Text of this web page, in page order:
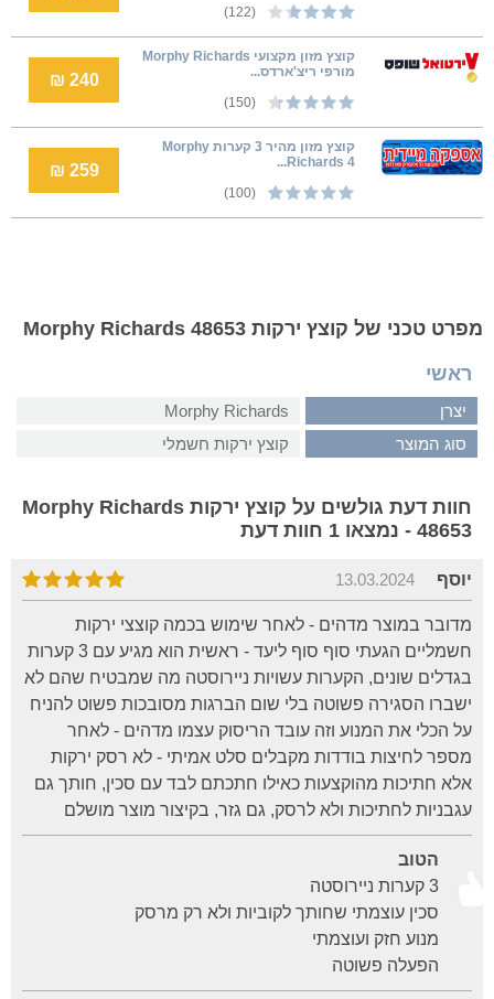
(122)
קוצץ מזון מקצועי Morphy Richards
מורפי ריצ'ארדס...
(150)
240 ₪
קוצץ מזון מהיר 3 קערות Morphy
Richards 4...
(100)
259 ₪
מפרט טכני של קוצץ ירקות Morphy Richards 48653
ראשי
יצרן
Morphy Richards
סוג המוצר
קוצץ ירקות חשמלי
חוות דעת גולשים על קוצץ ירקות Morphy Richards
48653 - נמצאו 1 חוות דעת
יוסף 13.03.2024
מדובר במוצר מדהים - לאחר שימוש בכמה קוצצי ירקות
חשמליים הגעתי סוף סוף ליעד - ראשית הוא מגיע עם 3 קערות
בגדלים שונים, הקערות עשויות ניירוסטה מה שמבטיח שהם לא
ישברו הסגירה פשוטה בלי שום הברגות מסובכות פשוט להניח
על הכלי את המנוע וזה עובד הריסוק עצמו מדהים - לאחר
מספר לחיצות בודדות מקבלים סלט אמיתי - לא רסק ירקות
אלא חתיכות מהוקצעות כאילו חתכתם לבד עם סכין, חותך גם
עגבניות לחתיכות ולא לרסק, גם גזר, בקיצור מוצר מושלם
הטוב
3 קערות ניירוסטה
סכין עוצמתי שחותך לקוביות ולא רק מרסק
מנוע חזק ועוצמתי
הפעלה פשוטה